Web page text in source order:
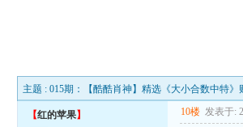
主题 : 015期：【酷酷肖神】精选《大小合数中特》
【红的苹果】 10楼 发表于: